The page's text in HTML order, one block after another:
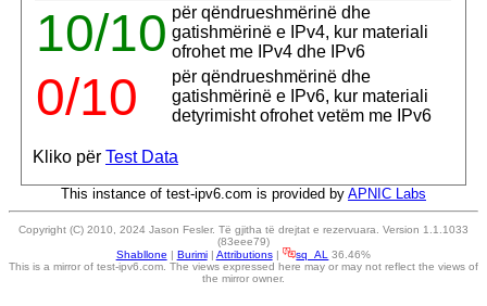
10/10 për qëndrueshmërinë dhe
gatishmërinë e IPv4, kur materiali
ofrohet me IPv4 dhe IPv6
0/10
për qëndrueshmërinë dhe
gatishmërinë e IPv6, kur materiali
detyrimisht ofrohet vetëm me IPv6
Kliko për Test Data
This instance of test-ipv6.com is provided by APNIC Labs
Copyright (C) 2010, 2024 Jason Fesler. Të gjitha të drejtat e rezervuara. Version 1.1.1033
(83eee79)
Shabllone | Burimi| Attributions| sq_AL
36.46%
This is a mirror of test-ipv6.com. The views expressed here may or may not reflect the views of
the mirror owner.